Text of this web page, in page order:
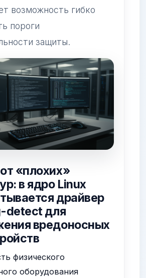
возможность гибко
пороги
защиты.
«плохих»
в ядро Linux
драйвер
detect для
вредоносных
физического
оборудования